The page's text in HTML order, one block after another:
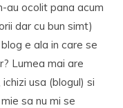
au ocolit pana acum
dar cu bun simt)
e ala in care se
Lumea mai are
usa (blogul) si
sa nu mi se